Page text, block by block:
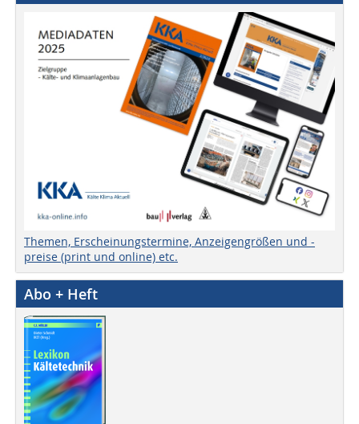
Themen, Erscheinungstermine, Anzeigengrößen und -
preise (print und online) etc.
Abo + Heft